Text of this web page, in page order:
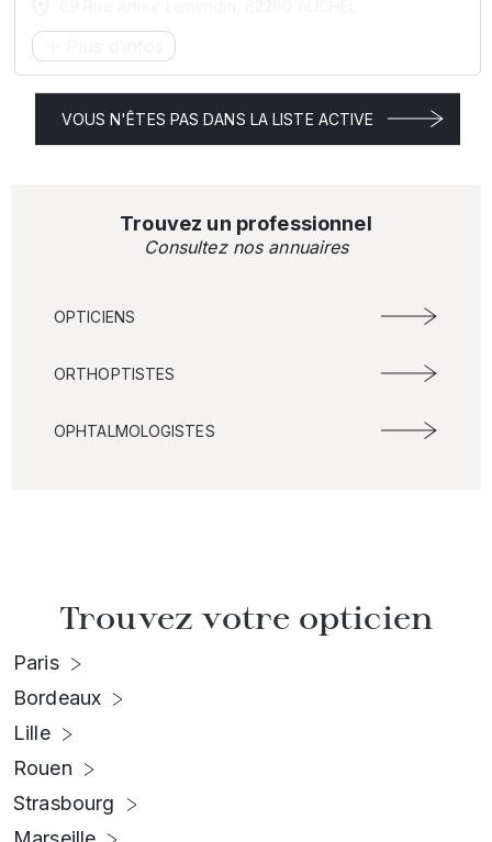
VOUS N'ÊTES PAS DANS LA LISTE ACTIVE
Trouvez un professionnel
Consultez nos annuaires
OPTICIENS
ORTHOPTISTES
OPHTALMOLOGISTES
Trouvez votre opticien
Paris
Bordeaux
Lille
Rouen
Strasbourg